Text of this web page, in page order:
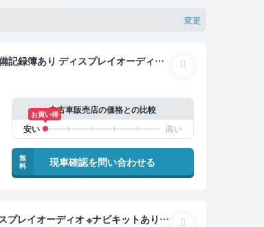
変更
中古車販売店の価格との比較
お買い得
無
料
現車確認を問い合わせる